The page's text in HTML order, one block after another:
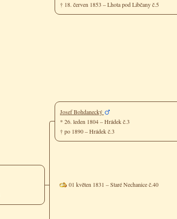
† 18. červen 1853 – Lhota pod Libčany č.5
Josef Bohdanecký
* 26. leden 1804 – Hrádek č.3
† po 1890 – Hrádek č.3
01 květen 1831 – Staré Nechanice č.40